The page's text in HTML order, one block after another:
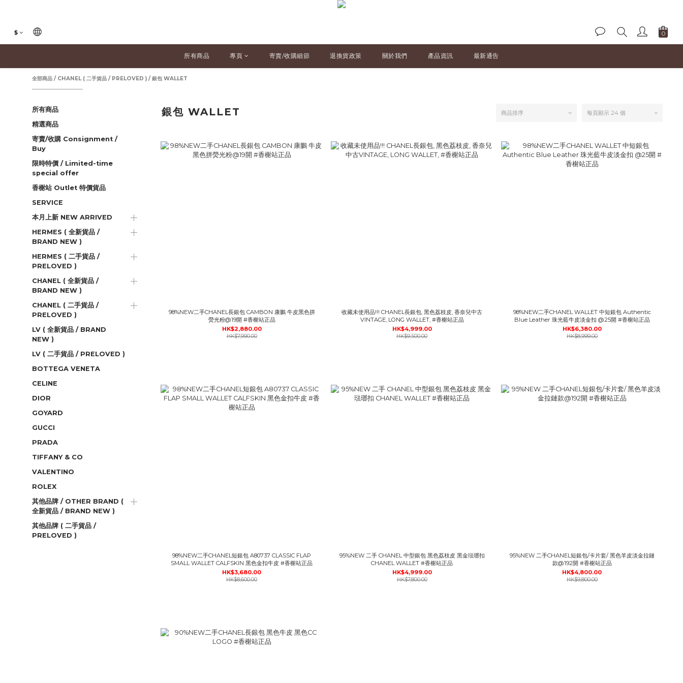
$
所有商品 專頁 寄賣/收購細節 退換貨政策 關於我們 產品資訊 最新通告
全部商品 / CHANEL ( 二手貨品 / PRELOVED ) /銀包 WALLET
所有商品
精選商品
寄賣/收購 Consignment /
Buy
限時特價 / Limited-time
special offer
香榭站 Outlet 特價貨品
SERVICE
本月上新 NEW ARRIVED
HERMES ( 全新貨品 /
BRAND NEW )
HERMES ( 二手貨品 /
PRELOVED )
CHANEL ( 全新貨品 /
BRAND NEW )
CHANEL ( 二手貨品 /
PRELOVED )
LV ( 全新貨品 / BRAND
NEW )
LV ( 二手貨品 / PRELOVED )
BOTTEGA VENETA
CELINE
DIOR
GOYARD
GUCCI
PRADA
TIFFANY & CO
VALENTINO
ROLEX
其他品牌 / OTHER BRAND (
全新貨品 / BRAND NEW )
其他品牌 ( 二手貨品 /
PRELOVED )
銀包 WALLET 商品排序 每頁顯示 24 個
98%NEW二手CHANEL長銀包 CAMBON 康鵬 牛皮黑色拼
熒光粉@19開 #香榭站正品
HK$2,880.00
HK$7,990.00
收藏未使用品!!! CHANEL長銀包, 黑色荔枝皮, 香奈兒中古
VINTAGE, LONG WALLET, #香榭站正品
HK$4,999.00
HK$9,500.00
98%NEW二手CHANEL WALLET 中短銀包 Authentic
Blue Leather 珠光藍牛皮淡金扣 @25開 #香榭站正品
HK$6,380.00
HK$8,999.00
98%NEW二手CHANEL短銀包 A80737 CLASSIC FLAP
SMALL WALLET CALFSKIN 黑色金扣牛皮 #香榭站正品
HK$3,680.00
HK$8,600.00
95%NEW 二手 CHANEL 中型銀包 黑色荔枝皮 黑金琺瑯扣
CHANEL WALLET #香榭站正品
HK$4,999.00
HK$7,800.00
95%NEW 二手CHANEL短銀包/卡片套/ 黑色羊皮淡金拉鏈
款@192開 #香榭站正品
HK$4,800.00
HK$9,800.00